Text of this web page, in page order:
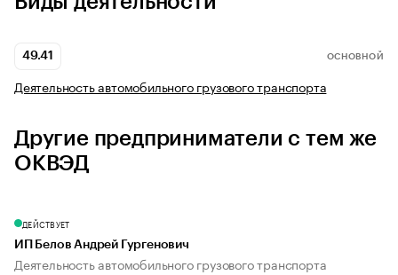
49.41 ОСНОВНОЙ
Деятельность автомобильного грузового транспорта
Другие предприниматели с тем же
ОКВЭД
ДЕЙСТВУЕТ
ИП Белов Андрей Гургенович
Деятельность автомобильного грузового транспорта